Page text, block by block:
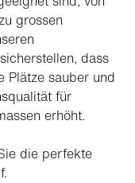
grossen
dass
Plätze sauber und
für
erhöht.
die perfekte